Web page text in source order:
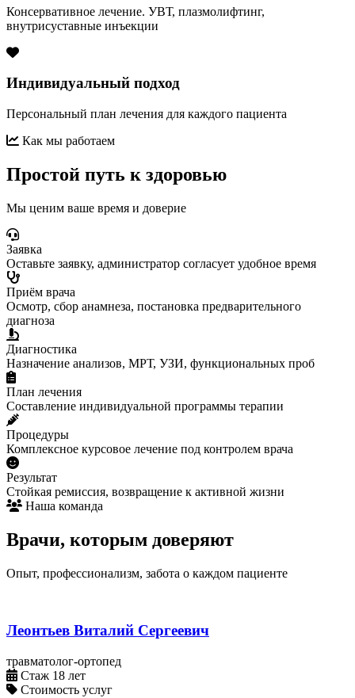
Консервативное лечение. УВТ, плазмолифтинг,
внутрисуставные инъекции
Индивидуальный подход
Персональный план лечения для каждого пациента
Как мы работаем
Простой путь к здоровью
Мы ценим ваше время и доверие
Заявка
Оставьте заявку, администратор согласует удобное время
Приём врача
Осмотр, сбор анамнеза, постановка предварительного
диагноза
Диагностика
Назначение анализов, МРТ, УЗИ, функциональных проб
План лечения
Составление индивидуальной программы терапии
Процедуры
Комплексное курсовое лечение под контролем врача
Результат
Стойкая ремиссия, возвращение к активной жизни
Наша команда
Врачи, которым доверяют
Опыт, профессионализм, забота о каждом пациенте
Леонтьев Виталий Сергеевич
травматолог-ортопед
Стаж 18 лет
Стоимость услуг